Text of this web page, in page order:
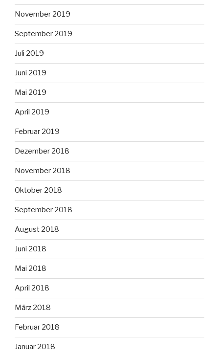
November 2019
September 2019
Juli 2019
Juni 2019
Mai 2019
April 2019
Februar 2019
Dezember 2018
November 2018
Oktober 2018
September 2018
August 2018
Juni 2018
Mai 2018
April 2018
März 2018
Februar 2018
Januar 2018